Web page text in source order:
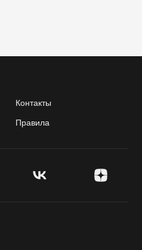
Контакты
Правила